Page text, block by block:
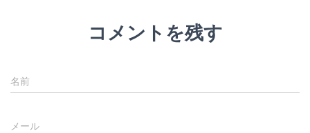
コメントを残す
名前
メール